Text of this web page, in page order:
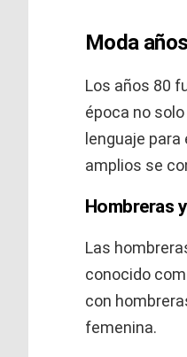
Moda
Los años 80
época no
lenguaje
amplios se
Hombreras
Las
conocido
con
femenina.